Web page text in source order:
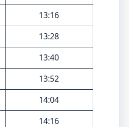
13:16
13:28
13:40
13:52
14:04
14:16